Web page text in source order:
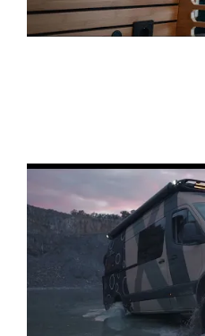
>> revotion.de <<